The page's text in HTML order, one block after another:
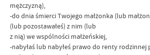
mężczyzną),
-do dnia śmierci Twojego małżonka (lub
(lub pozostawałeś) z nim (lub
z nią) we wspólności małżeńskiej,
-nabyłaś lub nabyłeś prawo do renty rodzinnej